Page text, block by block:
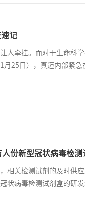
记
人牵挂。而对于生命科
月25日），真迈内部紧
份新型冠状病毒检测
相关检测试剂的及时供
状病毒检测试剂盒的研